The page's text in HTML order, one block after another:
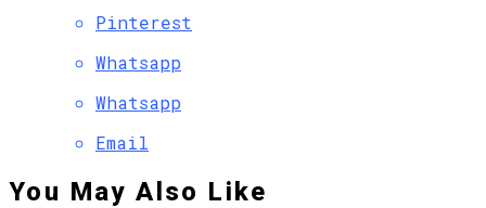
Pinterest
Whatsapp
Whatsapp
Email
You May Also Like